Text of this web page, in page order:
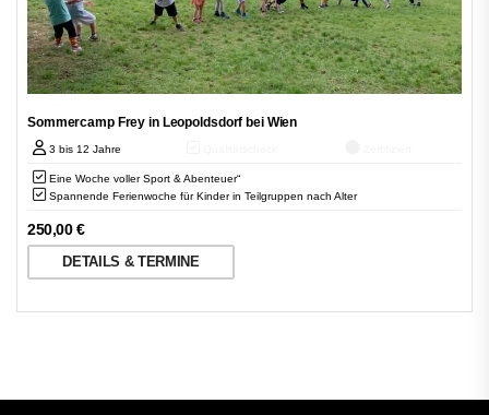
Sommercamp Frey in Leopoldsdorf bei Wien
3 bis 12 Jahre
Eine Woche voller Sport & Abenteuer“
Spannende Ferienwoche für Kinder in Teilgruppen nach Alter
250,00€
DETAILS & TERMINE